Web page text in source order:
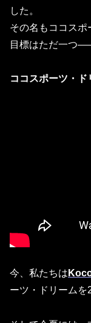
した。
その名も ココスポ
目標はただ一つ
ココスポーツ・
今、私たちは
ーツ・ドリーム を